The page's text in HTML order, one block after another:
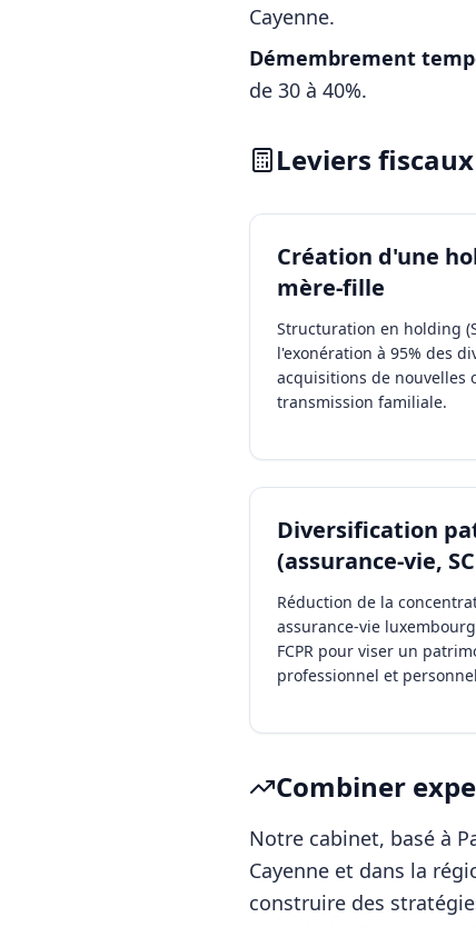
Cayenne.
Démembrement
de 30 à 40%.
Leviers
Création d'une
mère-fille
Structuration en holding
l'exonération à 95% des
acquisitions de nouvelles
transmission familiale.
Diversification
(assurance-vie,
Réduction de la
assurance-vie
FCPR pour viser un
professionnel et
Combiner
Notre cabinet, basé à
Cayenne et dans la
construire des